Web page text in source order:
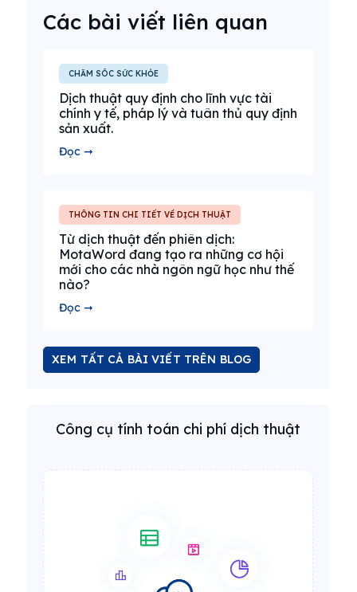
Các bài viết liên quan
CHĂM SÓC SỨC KHỎE
Dịch thuật quy định cho lĩnh vực tài
chính y tế, pháp lý và tuân thủ quy định
sản xuất.
Đọc ➞
THÔNG TIN CHI TIẾT VỀ DỊCH THUẬT
Từ dịch thuật đến phiên dịch:
MotaWord đang tạo ra những cơ hội
mới cho các nhà ngôn ngữ học như thế
nào?
Đọc ➞
XEM TẤT CẢ BÀI VIẾT TRÊN BLOG
Công cụ tính toán chi phí dịch thuật